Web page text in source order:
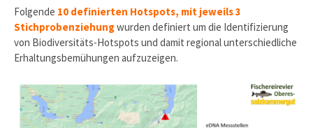
Folgende 10 definierten Hotspots, mit jeweils 3
Stichprobenziehungwurden definiert um die Identifizierung
von Biodiversitäts-Hotspots und damit regional unterschiedliche
Erhaltungsbemühungen aufzuzeigen.